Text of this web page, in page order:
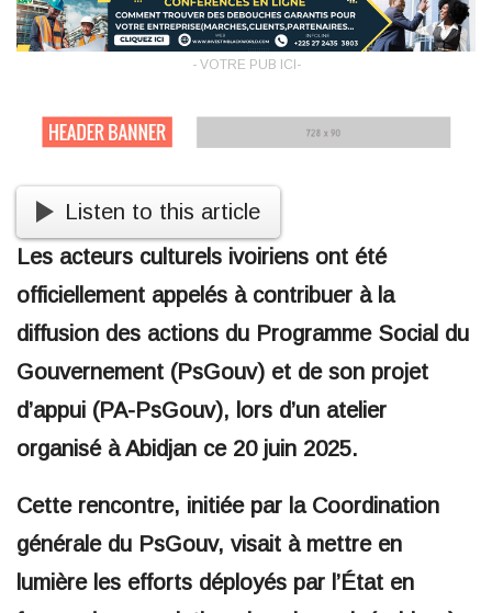
- VOTRE PUB ICI-
Listen to this article
Les acteurs culturels ivoiriens ont été
officiellement appelés à contribuer à la
diffusion des actions du Programme Social du
Gouvernement (PsGouv) et de son projet
d’appui (PA-PsGouv), lors d’un atelier
organisé à Abidjan ce 20 juin 2025.
Cette rencontre, initiée par la Coordination
générale du PsGouv, visait à mettre en
lumière les efforts déployés par l’État en